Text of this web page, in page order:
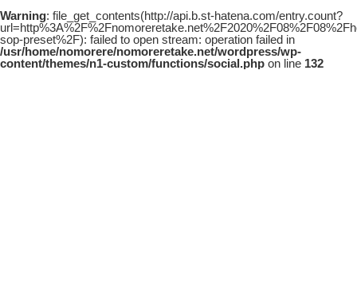
Warning: file_get_contents(http://api.b.st-hatena.com/entry.count?
sop-preset%2F): failed to open stream: operation failed in
/usr/home/nomorere/nomoreretake.net/wordpress/wp-
content/themes/n1-custom/functions/social.php on line 132